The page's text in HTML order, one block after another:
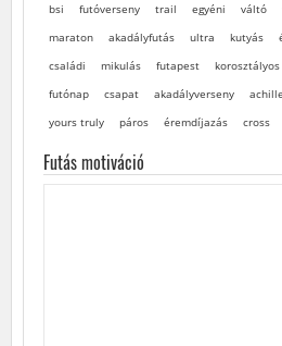
bsi
futóverseny trail egyéni váltó
maraton
akadályfutás ultra kutyás
családi
mikulás futapest korosztályos
futónap
csapat akadályverseny
yours truly
páros éremdíjazás cross
Futás motiváció